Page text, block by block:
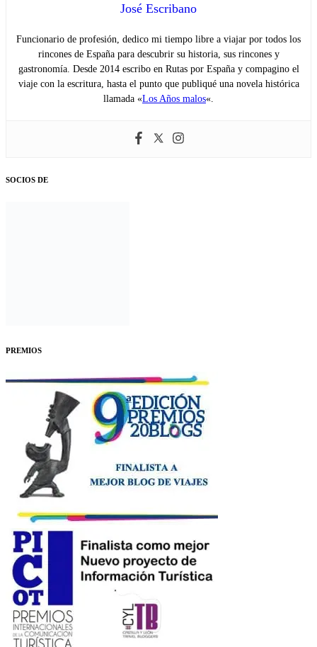
José Escribano
Funcionario de profesión, dedico mi tiempo libre a viajar por todos los
rincones de España para descubrir su historia, sus rincones y
gastronomía. Desde 2014 escribo en Rutas por España y compagino el
viaje con la escritura, hasta el punto que publiqué una novela histórica
llamada «Los Años malos«.
SOCIOS DE
PREMIOS